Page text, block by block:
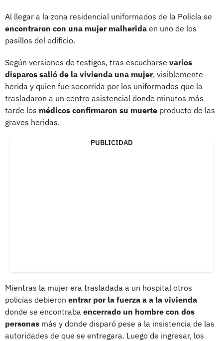
Al llegar a la zona residencial uniformados de la Policía se
encontraron con una mujer malherida en uno de los
pasillos del edificio.
Según versiones de testigos, tras escucharse varios
disparos salió de la vivienda una mujer, visiblemente
herida y quien fue socorrida por los uniformados que la
trasladaron a un centro asistencial donde minutos más
tarde los médicos confirmaron su muerte producto de las
graves heridas.
PUBLICIDAD
Mientras la mujer era trasladada a un hospital otros
policías debieron entrar por la fuerza a a la vivienda
donde se encontraba encerrado un hombre con dos
personas más y donde disparó pese a la insistencia de las
autoridades de que se entregara. Luego de ingresar, los